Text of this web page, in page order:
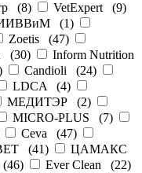
(8) VetExpert (9)
(1)
Zoetis (47)
(30)
Inform Nutrition
Candioli (24)
LDCA (4)
МЕДИТЭР (2)
MICRO-PLUS (7)
Ceva (47)
(41)
ЦАМАКС
(46) Ever Clean (22)